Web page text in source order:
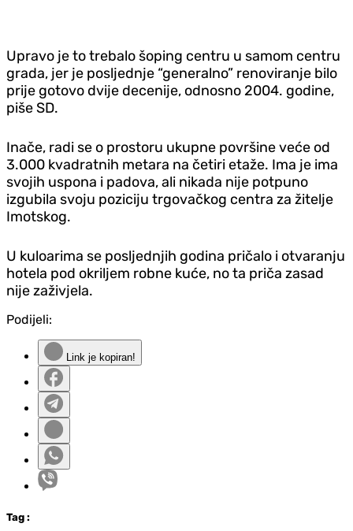
Upravo je to trebalo šoping centru u samom centru
grada, jer je posljednje “generalno” renoviranje bilo
prije gotovo dvije decenije, odnosno 2004. godine,
piše SD.
Inače, radi se o prostoru ukupne površine veće od
3.000 kvadratnih metara na četiri etaže. Ima je ima
svojih uspona i padova, ali nikada nije potpuno
izgubila svoju poziciju trgovačkog centra za žitelje
Imotskog.
U kuloarima se posljednjih godina pričalo i otvaranju
hotela pod okriljem robne kuće, no ta priča zasad
nije zaživjela.
Podijeli:
Link je kopiran!
Tag :